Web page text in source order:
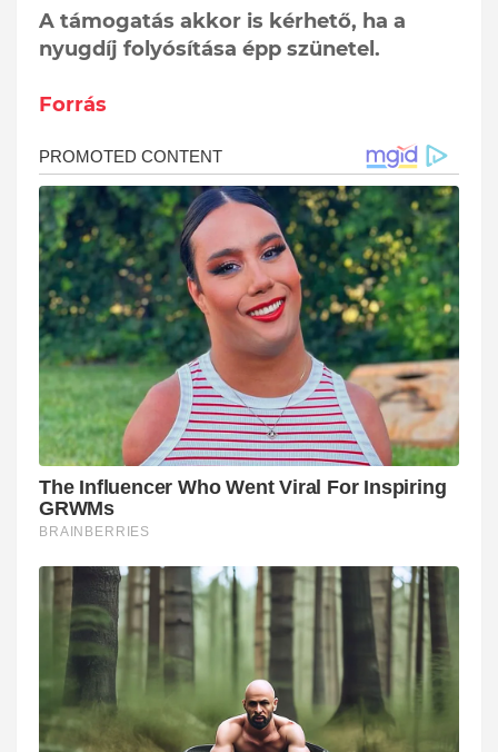
A támogatás akkor is kérhető, ha a
nyugdíj folyósítása épp szünetel.
Forrás